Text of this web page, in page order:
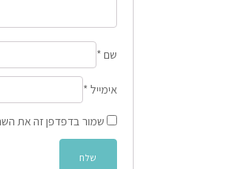
שם *
אימייל *
שמור בדפדפן זה את